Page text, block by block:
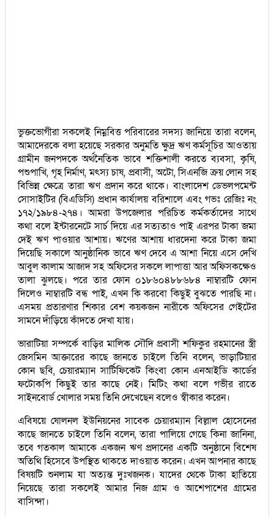
ভুক্তভোগীরা সকলেই নিম্নবিত্ত পরিবারের সদস্য জানিয়ে তারা বলেন,
আমাদেরকে বলা হয়েছে সরকার অনুমতি ক্ষুদ্র ঋণ কর্মসূচির আওতায়
গ্রামীন জনপদকে অর্থনৈতিক ভাবে শক্তিশালী করতে ব্যবসা, কৃষি,
পশুপাখি, গৃহ নির্মাণ, মৎস্য চাষ, প্রবাসী, অটো, সিএনজি ক্রয় লোন সহ
বিভিন্ন ক্ষেত্রে তারা ঋণ প্রদান করে থাকে। বাংলাদেশ ডেভলপমেন্ট
সোসাইটির (বিএডিসি) প্রধান কার্যালয় বরিশালে এবং গভঃ রেজিঃ নং
১৭২/১৯৮৪-২৭৪। আমরা উপজেলার পরিচিত কর্মকর্তাদের সাথে
কথা বলে ইন্টারনেটে সার্চ দিয়ে এর সত্যতাও পাই এরপর টাকা জমা
দেই ঋণ পাওয়ার আশায়। ঋণের আশায় ধারদেনা করে টাকা জমা
দিয়েছি সকালে আনুষ্ঠানিক ভাবে ঋণ দেবে এ আশা নিয়ে এসে দেখি
আবুল কালাম আজাদ সহ অফিসের সকলে লাপাত্তা আর অফিসকক্ষেও
তালা ঝুলছে। পরে তার ফোন ০১৮৬০৪৮৮৬৮৪ নাম্বারটি ফোন
দিলেও নাম্বারটি বন্ধ পাই, এখন কি করবো কিছুই বুঝতে পারছি না।
এসময় প্রতারণার শিকার বেশ কয়কজন নারীকে অফিসের গেইটের
সামনে দাঁড়িয়ে কাঁদতে দেখা যায়।
ভারাটিয়া সম্পর্কে বাড়ির মালিক সৌদি প্রবাসী শফিকুর রহমানের স্ত্রী
জেসমিন আক্তারের কাছে জানতে চাইলে তিনি বলেন, ভাড়াটিয়ার
কোন ছবি, চেয়ারম্যান সার্টিফিকেট কিংবা কোন এনআইডি কার্ডের
ফটোকপি কিছুই তার কাছে নেই। মিটিং কথা বলে গভীর রাতে
সাইনবোর্ড খোলার সময় তিনি দেখেছেন বলেও স্বীকার করেন।
এবিষয়ে ষোলনল ইউনিয়নের সাবেক চেয়ারম্যান বিল্লাল হোসেনের
কাছে জানতে চাইলে তিনি বলেন, তারা পালিয়ে গেছে কিনা জানিনা,
তবে গতকাল আমাকে একজন ঋণ প্রদানের একটি অনুষ্ঠানে বিশেষ
অতিথি হিসেবে উপস্থিত থাকতে দাওয়াত করেন। এখন আপনার কাছে
বিষয়টি শুনলাম যা অত্যন্ত দুঃখজনক। যাদের থেকে টাকা হাতিয়ে
নিয়েছে তারা সকলেই আমার নিজ গ্রাম ও আশেপাশের গ্রামের
বাসিন্দা।